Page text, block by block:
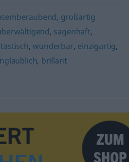
, großartig
, sagenhaft,
,wunderbar, einzigartig,
, brillant